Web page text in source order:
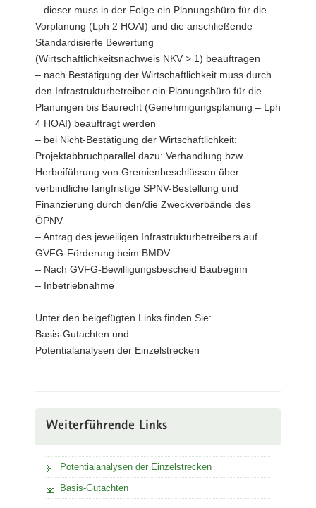
– dieser muss in der Folge ein Planungsbüro für die
Vorplanung (Lph 2 HOAI) und die anschließende
Standardisierte Bewertung
(Wirtschaftlichkeitsnachweis NKV > 1) beauftragen
– nach Bestätigung der Wirtschaftlichkeit muss durch
den Infrastrukturbetreiber ein Planungsbüro für die
Planungen bis Baurecht (Genehmigungsplanung – Lph
4 HOAI) beauftragt werden
– bei Nicht-Bestätigung der Wirtschaftlichkeit:
Projektabbruchparallel dazu: Verhandlung bzw.
Herbeiführung von Gremienbeschlüssen über
verbindliche langfristige SPNV-Bestellung und
Finanzierung durch den/die Zweckverbände des
ÖPNV
– Antrag des jeweiligen Infrastrukturbetreibers auf
GVFG-Förderung beim BMDV
– Nach GVFG-Bewilligungsbescheid Baubeginn
– Inbetriebnahme
Unter den beigefügten Links finden Sie:
Basis-Gutachten und
Potentialanalysen der Einzelstrecken
Weiterführende Links
Potentialanalysen der Einzelstrecken
Basis-Gutachten